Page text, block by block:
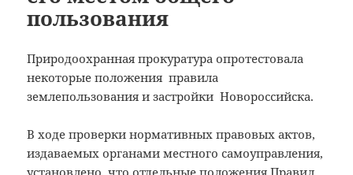
пользования
Природоохранная прокуратура опротестовала
некоторые положения правила
землепользования и застройки Новороссийска.
В ходе проверки нормативных правовых актов,
издаваемых органами местного самоуправления,
установлено, что отдельные положения Правил